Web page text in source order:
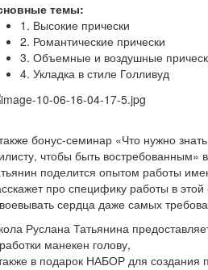
темы:
1. Высокие прически
2. Романтические прически
3. Объемные и воздушные
4. Укладка в стиле Голливуд
бонус-семинар «Что нужно
чтобы быть востребованным»
поделится опытом работы
про специфику работы в этой
сердца даже самых
Руслана Татьянина
манекен голову,
в подарок НАБОР для создания